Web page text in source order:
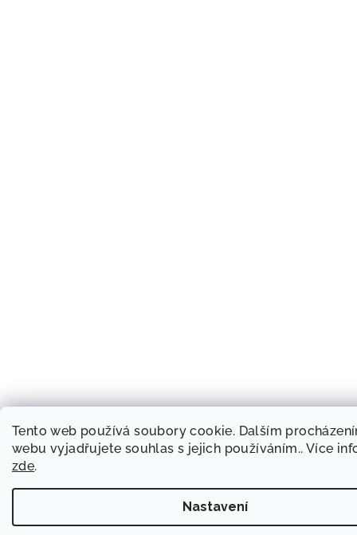
Tento web používá soubory cookie. Dalším
webu vyjadřujete souhlas s jejich používáním.. Více
zde.
Nastavení